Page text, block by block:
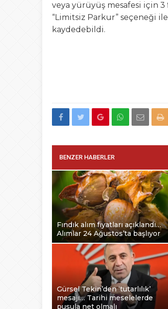
veya yürüyüş mesafesi için 3
“Limitsiz Parkur” seçeneği
kaydedebildi.
BENZER HABERLER
Fındık alım fiyatları açıklandı…
Alımlar 24 Ağustos’ta başlıyor
Gürsel Tekin’den ‘tutarlılık’
mesajı… Tarihi meselelerde
pusula net olmalı